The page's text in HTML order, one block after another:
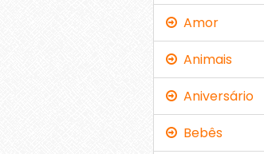
Amor
Animais
Aniversário
Bebês